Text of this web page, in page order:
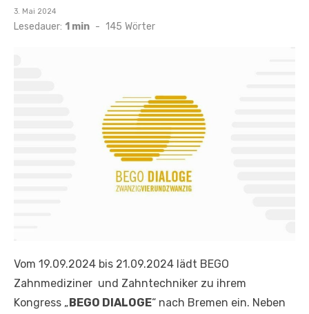
Veröffentlicht
am
3. Mai 2024
Lesedauer: 1 min - 145 Wörter
Vom 19.09.2024 bis 21.09.2024 lädt BEGO
Zahnmediziner und Zahntechniker zu ihrem
Kongress „BEGO DIALOGE“ nach Bremen ein. Neben